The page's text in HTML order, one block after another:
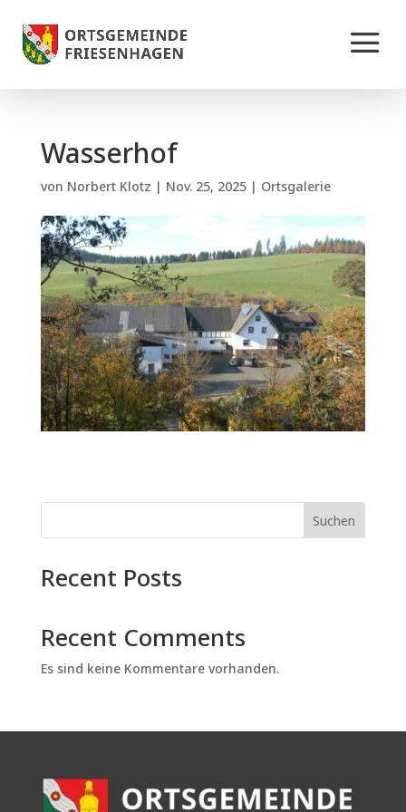
Wasserhof
von Norbert Klotz | Nov. 25, 2025| Ortsgalerie
Suchen
Recent Posts
Recent Comments
Es sind keine Kommentare vorhanden.